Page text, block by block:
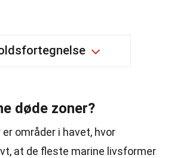
døde zoner?
områder i havet, hvor
at de fleste marine livsformer